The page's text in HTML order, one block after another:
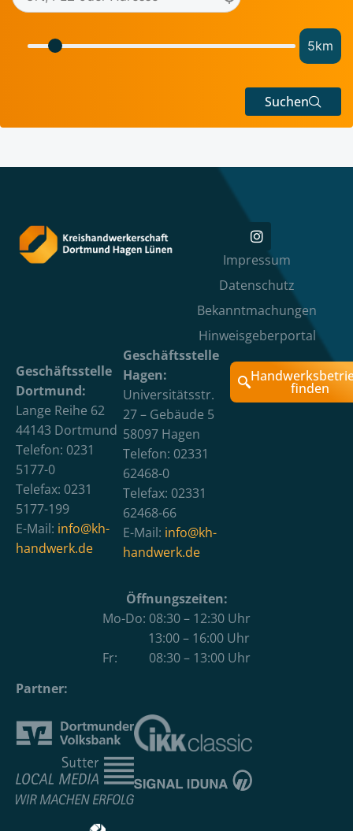
5km
Suchen
Impressum
Datenschutz
Bekanntmachungen
Hinweisgeberportal
Geschäftsstelle
Dortmund:
Lange Reihe 62
44143 Dortmund
Telefon: 0231
5177-0
Telefax: 0231
5177-199
E-Mail: info@kh-
handwerk.de
Geschäftsstelle
Hagen:
Universitätsstr.
27 – Gebäude 5
58097 Hagen
Telefon: 02331
62468-0
Telefax: 02331
62468-66
E-Mail: info@kh-
handwerk.de
finden
Öffnungszeiten:
Mo-Do: 08:30 – 12:30 Uhr
13:00 – 16:00 Uhr
Fr: 08:30 – 13:00 Uhr
Partner: